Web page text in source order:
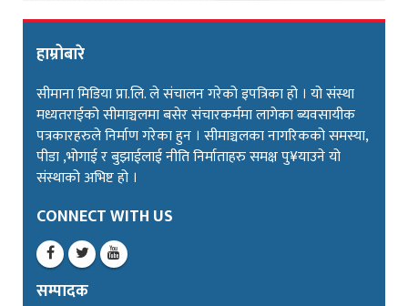
हाम्रोबारे
सीमाना मिडिया प्रा.लि. ले संचालन गरेको इपत्रिका हो । यो संस्था
मध्यतराईको सीमाञ्चलमा बसेर संचारकर्ममा लागेका ब्यवसायीक
पत्रकारहरुले निर्माण गरेका हुन । सीमाञ्चलका नागरिकको समस्या,
पीडा ,भोगाई र बुझाईलाई नीति निर्माताहरु समक्ष पु¥याउने यो
संस्थाको अभिष्ट हो ।
CONNECT WITH US
सम्पादक